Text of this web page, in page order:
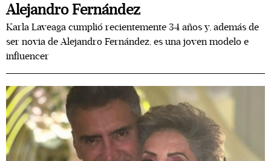
Alejandro Fernández
Karla Laveaga cumplió recientemente 34 años y, además de
ser novia de Alejandro Fernández, es una joven modelo e
influencer